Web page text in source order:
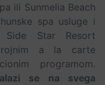
ili Sunmelia Beach
spa usluge i
Star Resort
a la carte
programom.
se na svega